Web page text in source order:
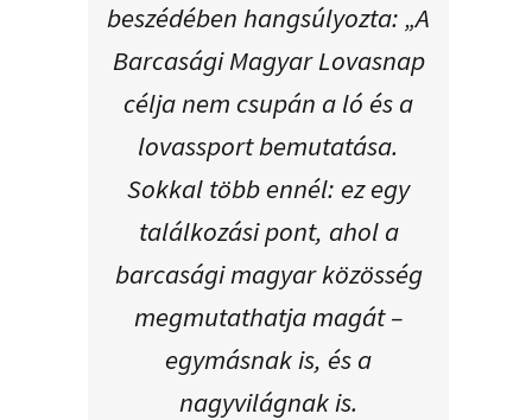
beszédében hangsúlyozta: „A
Barcasági Magyar Lovasnap
célja nem csupán a ló és a
lovassport bemutatása.
Sokkal több ennél: ez egy
találkozási pont, ahol a
barcasági magyar közösség
megmutathatja magát –
egymásnak is, és a
nagyvilágnak is.